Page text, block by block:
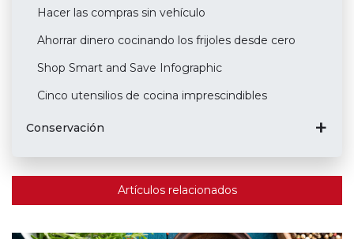
Hacer las compras sin vehículo
Ahorrar dinero cocinando los frijoles desde cero
Shop Smart and Save Infographic
Cinco utensilios de cocina imprescindibles
Conservación
Artículos relacionados